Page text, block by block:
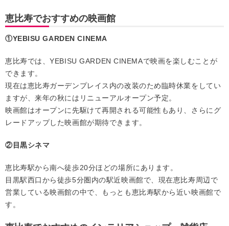
恵比寿でおすすめの映画館
①YEBISU GARDEN CINEMA
恵比寿では、YEBISU GARDEN CINEMAで映画を楽しむことが
できます。
現在は恵比寿ガーデンプレイス内の改装のため臨時休業をしてい
ますが、来年の秋にはリニューアルオープン予定。
映画館はオープンに先駆けて再開される可能性もあり、さらにグ
レードアップした映画館が期待できます。
②目黒シネマ
恵比寿駅から南へ徒歩20分ほどの場所にあります。
目黒駅西口から徒歩5分圏内の駅近映画館で、現在恵比寿周辺で
営業している映画館の中で、もっとも恵比寿駅から近い映画館で
す。